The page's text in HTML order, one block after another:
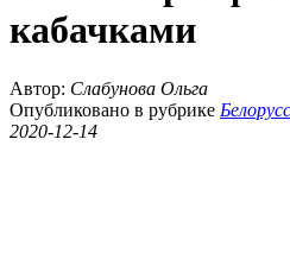
кабачками
Автор: Слабунова Ольга
Опубликовано в рубрике
2020-12-14